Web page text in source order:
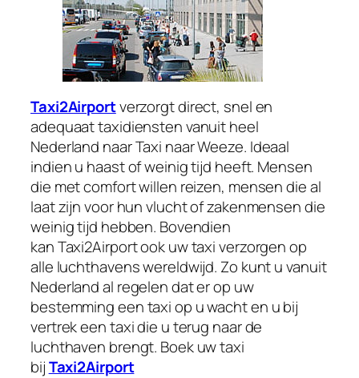
Taxi2Airportverzorgt direct, snel en
adequaat taxidiensten vanuit heel
Nederland naar Taxi naar Weeze. Ideaal
indien u haast of weinig tijd heeft. Mensen
die met comfort willen reizen, mensen die al
laat zijn voor hun vlucht of zakenmensen die
weinig tijd hebben. Bovendien
kan Taxi2Airport ook uw taxi verzorgen op
alle luchthavens wereldwijd. Zo kunt u vanuit
Nederland al regelen dat er op uw
bestemming een taxi op u wacht en u bij
vertrek een taxi die u terug naar de
luchthaven brengt. Boek uw taxi
bijTaxi2Airport